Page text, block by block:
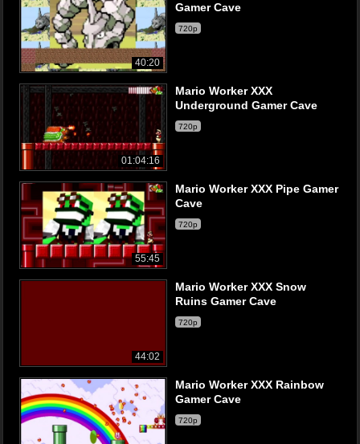
40:20
Gamer Cave
720p
01:04:16
Mario Worker XXX
Underground Gamer Cave
720p
55:45
Mario Worker XXX Pipe Gamer
Cave
720p
44:02
Mario Worker XXX Snow
Ruins Gamer Cave
720p
Mario Worker XXX Rainbow
Gamer Cave
720p